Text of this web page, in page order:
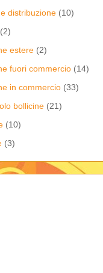
distribuzione (10)
(2)
estere (2)
fuori commercio (14)
in commercio (33)
bollicine (21)
(10)
(3)